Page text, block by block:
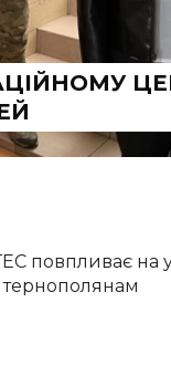
повпливає на
тернополянам